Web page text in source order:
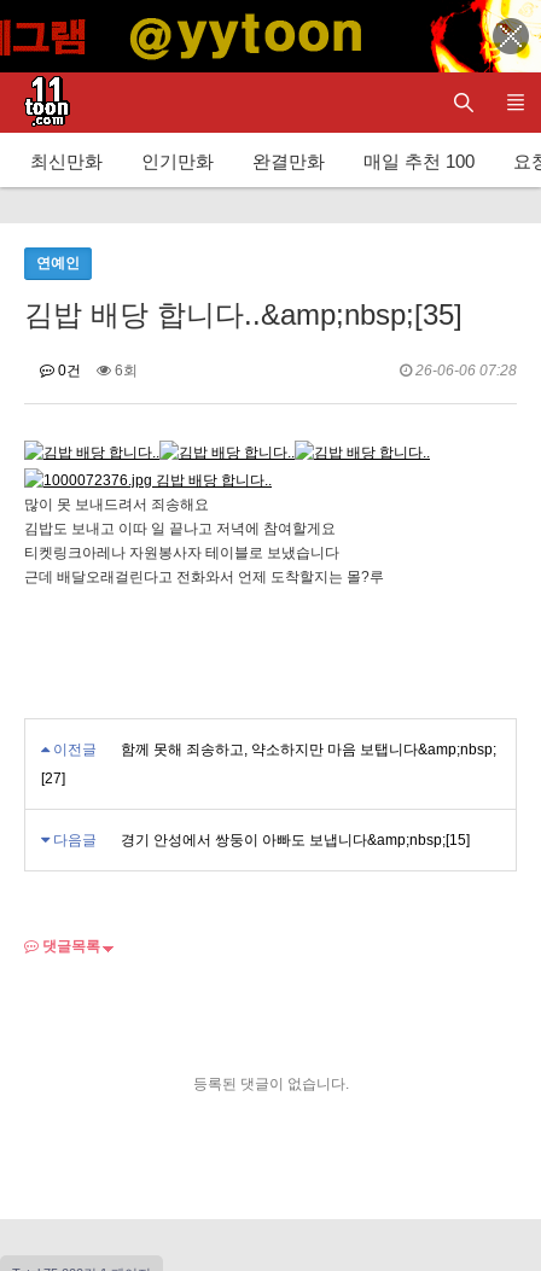
최신만화 인기만화 완결만화 매일 추천 100 요
연예인
김밥 배당 합니다..&amp;nbsp;[35]
0건 6회 26-06-06 07:28
많이 못 보내드려서 죄송해요
김밥도 보내고 이따 일 끝나고 저녁에 참여할게요
티켓링크아레나 자원봉사자 테이블로 보냈습니다
근데 배달오래걸린다고 전화와서 언제 도착할지는 몰?루
이전글
함께 못해 죄송하고, 약소하지만 마음 보탭니다&amp;nbsp;
[27]
다음글 경기 안성에서 쌍둥이 아빠도 보냅니다&amp;nbsp;[15]
댓글목록
등록된 댓글이 없습니다.